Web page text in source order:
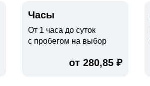
Часы
От 1 часа до суток
с пробегом на выбор
от 280,85 ₽